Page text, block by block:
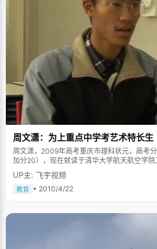
周文潇：为上重点中学考艺术特长生
周文潇，2009年高考重庆市理科状元，高考
加分20），现在就读于清华大学航天航空学院工程
一个清华的学生每日的课程都排得满满当当，
的采访时间，上午8：00。本以为我们提前十
约好的餐厅门口时，看见高高瘦瘦的周文潇正
UP主: 飞宇视频
教育 • 2010/4/22